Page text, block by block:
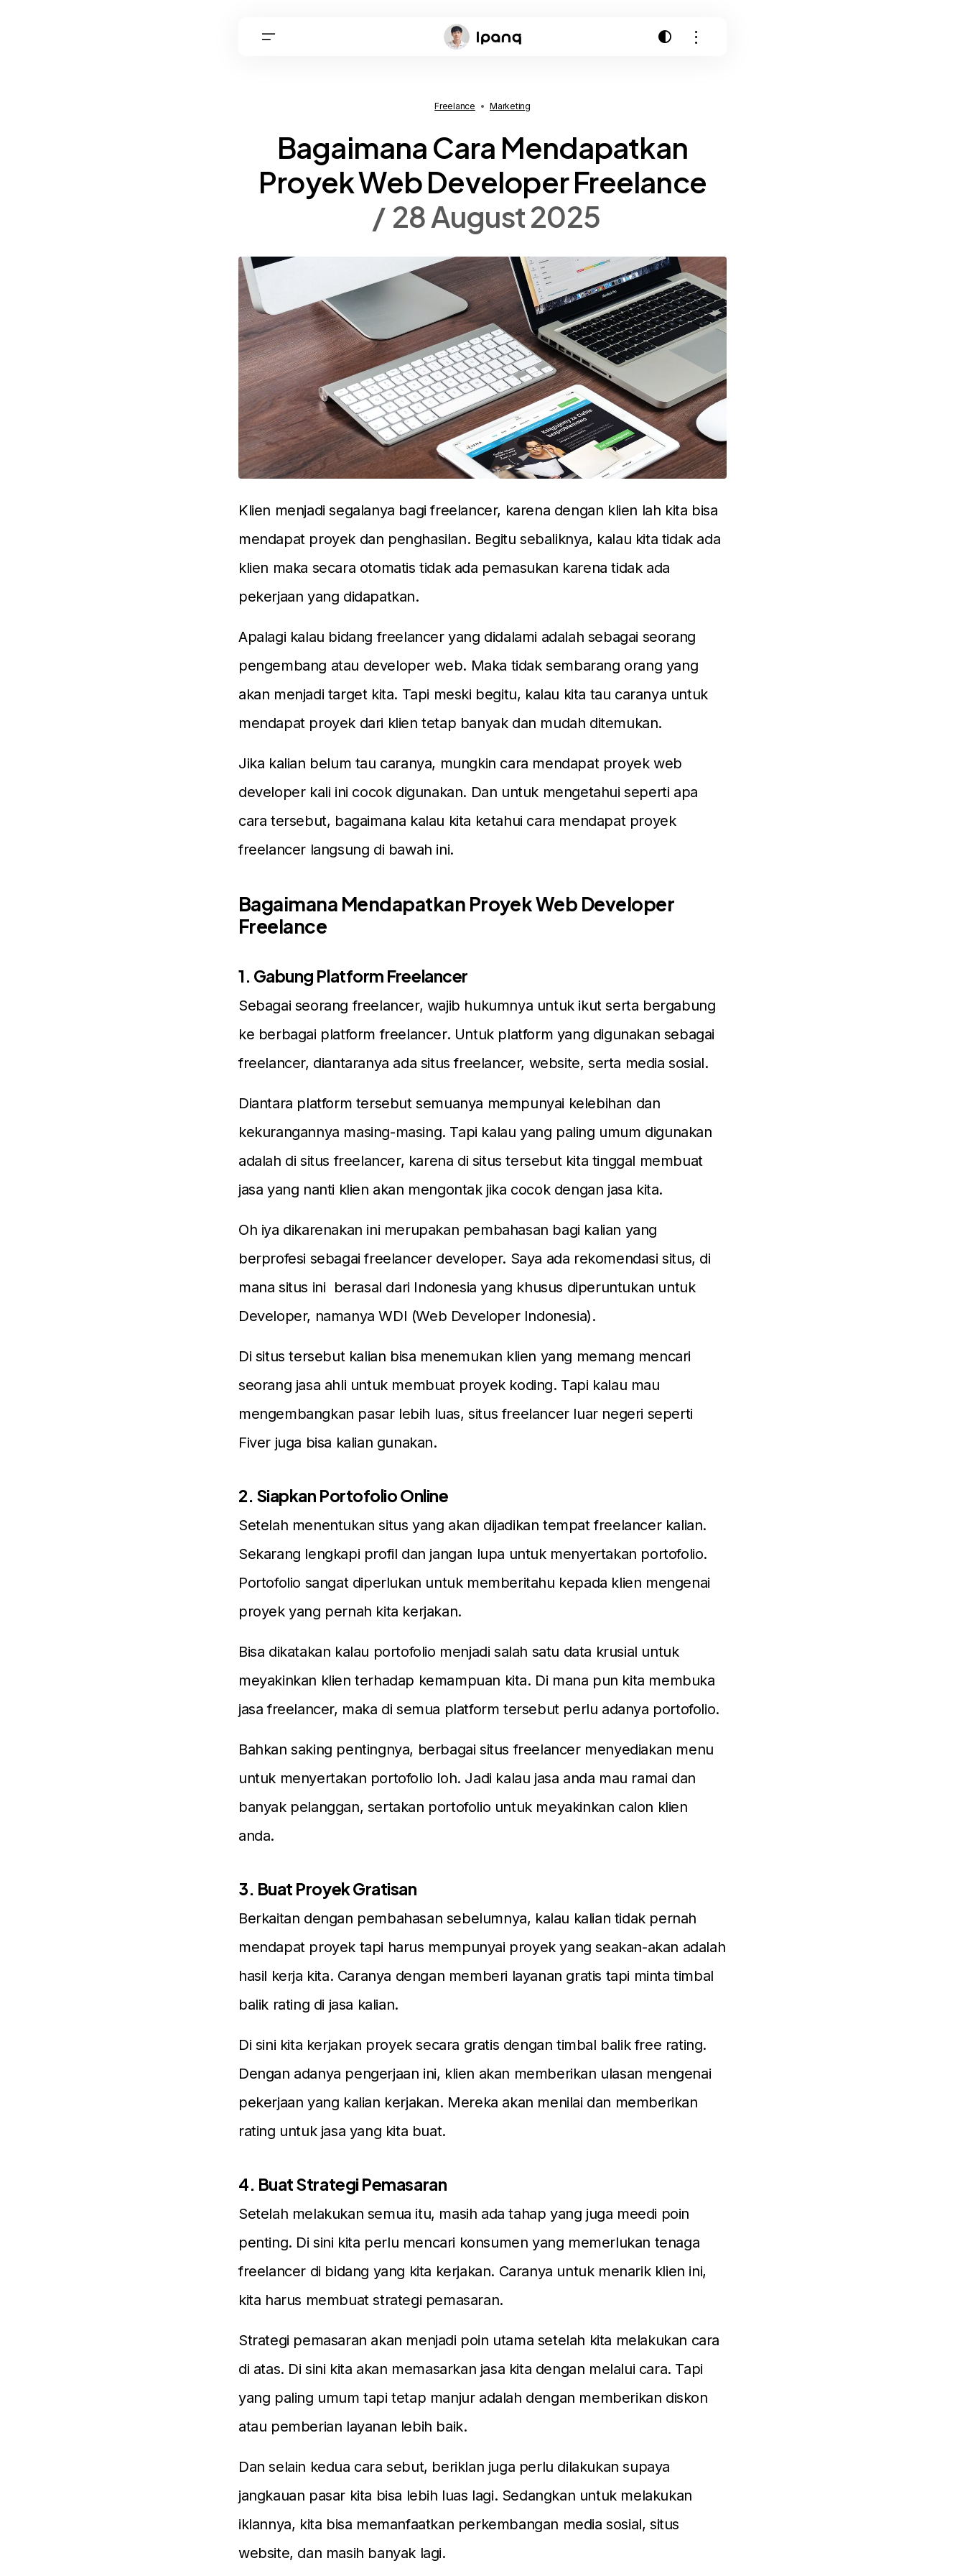
Freelance Marketing
Bagaimana Cara Mendapatkan
Proyek Web Developer Freelance
28 August 2025
Klien menjadi segalanya bagi freelancer, karena dengan klien lah kita bisa
mendapat proyek dan penghasilan. Begitu sebaliknya, kalau kita tidak ada
klien maka secara otomatis tidak ada pemasukan karena tidak ada
pekerjaan yang didapatkan.
Apalagi kalau bidang freelancer yang didalami adalah sebagai seorang
pengembang atau developer web. Maka tidak sembarang orang yang
akan menjadi target kita. Tapi meski begitu, kalau kita tau caranya untuk
mendapat proyek dari klien tetap banyak dan mudah ditemukan.
Jika kalian belum tau caranya, mungkin cara mendapat proyek web
developer kali ini cocok digunakan. Dan untuk mengetahui seperti apa
cara tersebut, bagaimana kalau kita ketahui cara mendapat proyek
freelancer langsung di bawah ini.
Bagaimana Mendapatkan Proyek Web Developer
Freelance
1. Gabung Platform Freelancer
Sebagai seorang freelancer, wajib hukumnya untuk ikut serta bergabung
ke berbagai platform freelancer. Untuk platform yang digunakan sebagai
freelancer, diantaranya ada situs freelancer, website, serta media sosial.
Diantara platform tersebut semuanya mempunyai kelebihan dan
kekurangannya masing-masing. Tapi kalau yang paling umum digunakan
adalah di situs freelancer, karena di situs tersebut kita tinggal membuat
jasa yang nanti klien akan mengontak jika cocok dengan jasa kita.
Oh iya dikarenakan ini merupakan pembahasan bagi kalian yang
berprofesi sebagai freelancer developer. Saya ada rekomendasi situs, di
mana situs ini berasal dari Indonesia yang khusus diperuntukan untuk
Developer, namanya WDI (Web Developer Indonesia).
Di situs tersebut kalian bisa menemukan klien yang memang mencari
seorang jasa ahli untuk membuat proyek koding. Tapi kalau mau
mengembangkan pasar lebih luas, situs freelancer luar negeri seperti
Fiver juga bisa kalian gunakan.
2. Siapkan Portofolio Online
Setelah menentukan situs yang akan dijadikan tempat freelancer kalian.
Sekarang lengkapi profil dan jangan lupa untuk menyertakan portofolio.
Portofolio sangat diperlukan untuk memberitahu kepada klien mengenai
proyek yang pernah kita kerjakan.
Bisa dikatakan kalau portofolio menjadi salah satu data krusial untuk
meyakinkan klien terhadap kemampuan kita. Di mana pun kita membuka
jasa freelancer, maka di semua platform tersebut perlu adanya portofolio.
Bahkan saking pentingnya, berbagai situs freelancer menyediakan menu
untuk menyertakan portofolio loh. Jadi kalau jasa anda mau ramai dan
banyak pelanggan, sertakan portofolio untuk meyakinkan calon klien
anda.
3. Buat Proyek Gratisan
Berkaitan dengan pembahasan sebelumnya, kalau kalian tidak pernah
mendapat proyek tapi harus mempunyai proyek yang seakan-akan adalah
hasil kerja kita. Caranya dengan memberi layanan gratis tapi minta timbal
balik rating di jasa kalian.
Di sini kita kerjakan proyek secara gratis dengan timbal balik free rating.
Dengan adanya pengerjaan ini, klien akan memberikan ulasan mengenai
pekerjaan yang kalian kerjakan. Mereka akan menilai dan memberikan
rating untuk jasa yang kita buat.
4. Buat Strategi Pemasaran
Setelah melakukan semua itu, masih ada tahap yang juga meedi poin
penting. Di sini kita perlu mencari konsumen yang memerlukan tenaga
freelancer di bidang yang kita kerjakan. Caranya untuk menarik klien ini,
kita harus membuat strategi pemasaran.
Strategi pemasaran akan menjadi poin utama setelah kita melakukan cara
di atas. Di sini kita akan memasarkan jasa kita dengan melalui cara. Tapi
yang paling umum tapi tetap manjur adalah dengan memberikan diskon
atau pemberian layanan lebih baik.
Dan selain kedua cara sebut, beriklan juga perlu dilakukan supaya
jangkauan pasar kita bisa lebih luas lagi. Sedangkan untuk melakukan
iklannya, kita bisa memanfaatkan perkembangan media sosial, situs
website, dan masih banyak lagi.